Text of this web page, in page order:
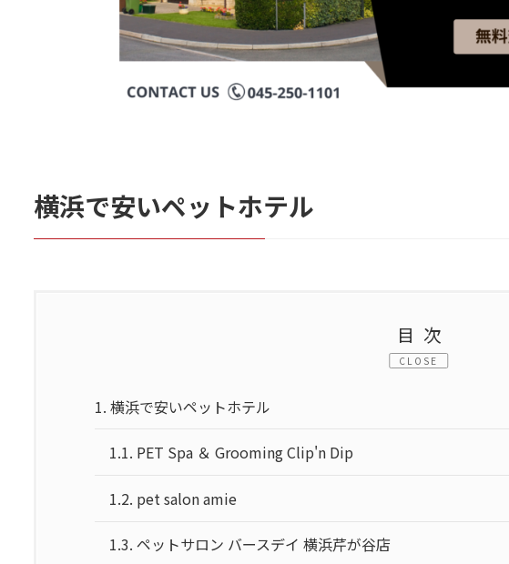
横浜で安いペットホテル
目次
CLOSE
1. 横浜で安いペットホテル
1.1. PET Spa ＆ Grooming Clip'n Dip
1.2. pet salon amie
1.3. ペットサロン バースデイ 横浜芹が谷店